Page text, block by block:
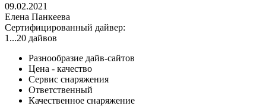
09.02.2021
Елена Панкеева
Сертифицированный дайвер:
1...20 дайвов
Разнообразие дайв-сайтов
Цена - качество
Сервис снаряжения
Ответственный
Качественное снаряжение